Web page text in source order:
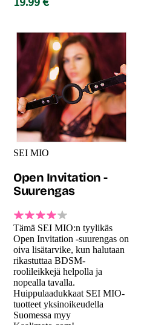
SEI MIO
Open Invitation -
Suurengas
Tämä SEI MIO:n tyylikäs
Open Invitation -suurengas on
oiva lisätarvike, kun halutaan
rikastuttaa BDSM-
roolileikkejä helpolla ja
nopealla tavalla.
Huippulaadukkaat SEI MIO-
tuotteet yksinoikeudella
Suomessa myy